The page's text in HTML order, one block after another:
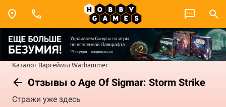
Каталог Варгеймы Warhammer
Отзывы о Age Of Sigmar: Storm Strike
Стражи уже здесь